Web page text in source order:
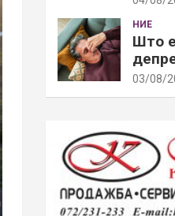
НИЕ
Што
03/08/